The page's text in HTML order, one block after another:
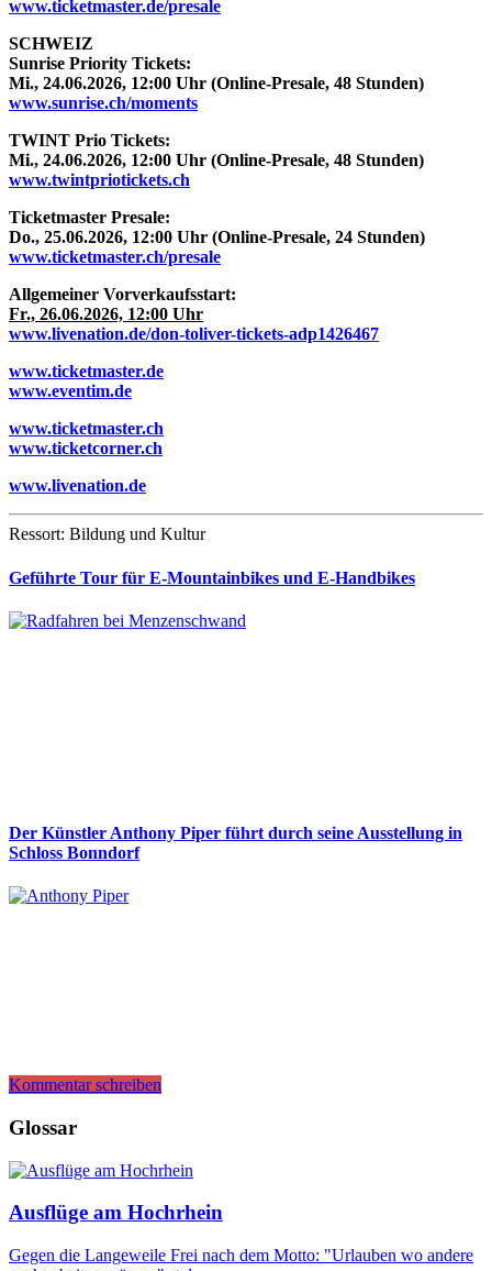
www.ticketmaster.de/presale
SCHWEIZ
Sunrise Priority Tickets:
Mi., 24.06.2026, 12:00 Uhr (Online-Presale, 48 Stunden)
www.sunrise.ch/moments
TWINT Prio Tickets:
Mi., 24.06.2026, 12:00 Uhr (Online-Presale, 48 Stunden)
www.twintpriotickets.ch
Ticketmaster Presale:
Do., 25.06.2026, 12:00 Uhr (Online-Presale, 24 Stunden)
www.ticketmaster.ch/presale
Allgemeiner Vorverkaufsstart:
Fr., 26.06.2026, 12:00 Uhr
www.livenation.de/don-toliver-tickets-adp1426467
www.ticketmaster.de
www.eventim.de
www.ticketmaster.ch
www.ticketcorner.ch
www.livenation.de
Ressort: Bildung und Kultur
Geführte Tour für E-Mountainbikes und E-Handbikes
Der Künstler Anthony Piper führt durch seine Ausstellung in
Schloss Bonndorf
Kommentar schreiben
Glossar
Ausflüge am Hochrhein
Gegen die Langeweile Frei nach dem Motto: "Urlauben wo andere